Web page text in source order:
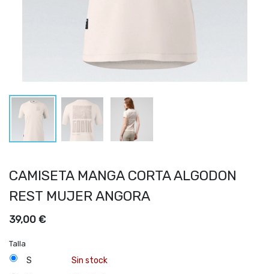
CAMISETA MANGA CORTA ALGODON
REST MUJER ANGORA
39,00 €
Talla
S
Sin stock